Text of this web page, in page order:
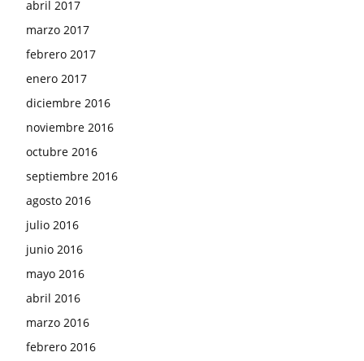
abril 2017
marzo 2017
febrero 2017
enero 2017
diciembre 2016
noviembre 2016
octubre 2016
septiembre 2016
agosto 2016
julio 2016
junio 2016
mayo 2016
abril 2016
marzo 2016
febrero 2016